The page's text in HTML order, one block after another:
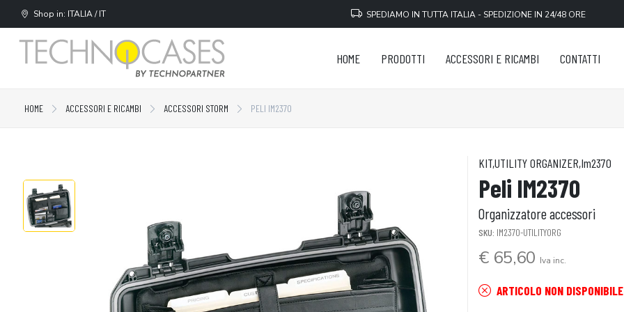
Shop in: ITALIA / IT SPEDIAMO IN TUTTA ITALIA - SPEDIZIONE IN 24/48 ORE
HOME PRODOTTI ACCESSORI E RICAMBI CONTATTI
HOME ACCESSORI E RICAMBI ACCESSORI STORM PELI IM2370
KIT,UTILITY ORGANIZER,Im2370
Peli IM2370
Organizzatore accessori
SKU: IM2370-UTILITYORG
€ 65,60 Iva inc.
ARTICOLO NON DISPONIBILE